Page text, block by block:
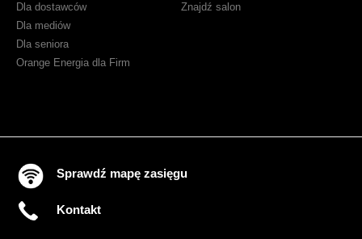
Dla dostawców
Dla mediów
Dla seniora
Orange Energia dla Firm
Znajdź salon
Sprawdź mapę zasięgu
Kontakt